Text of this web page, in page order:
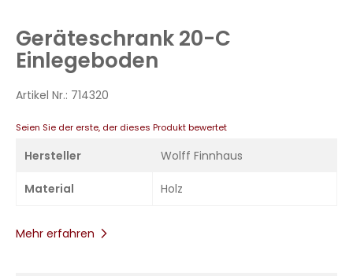
springen
Geräteschrank 20-C
Einlegeboden
Artikel Nr.: 714320
Seien Sie der erste, der dieses Produkt bewertet
Hersteller Wolff Finnhaus
Material Holz
Mehr erfahren